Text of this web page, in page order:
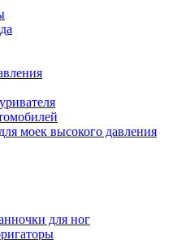
моек высокого давления
для ног